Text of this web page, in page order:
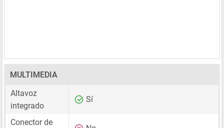
MULTIMEDIA
Altavoz
integrado
Sí
Conector de